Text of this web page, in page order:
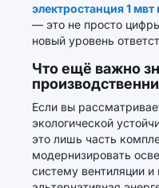
электростанция 1
— это не просто
новый уровень
Что ещё важно
Если вы
экологической
это лишь часть
модернизировать
систему вентиляции